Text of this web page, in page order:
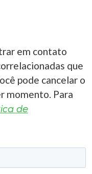
em contato
que
pode cancelar o
momento. Para
de